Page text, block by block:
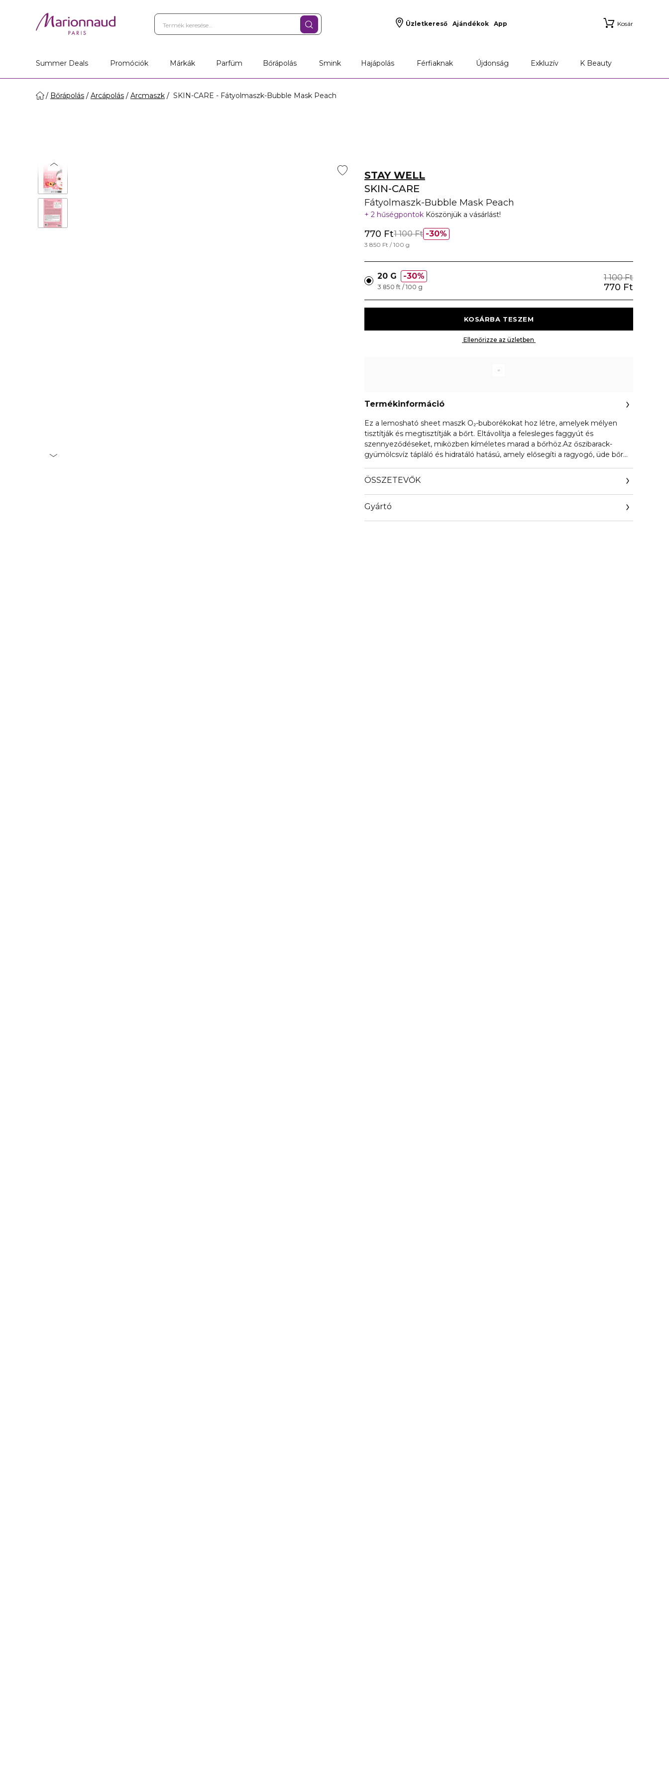
Üzletkereső Ajándékok App Kosár
Summer Deals Promóciók Márkák Parfüm Bőrápolás Smink Hajápolás Férfiaknak Újdonság Exkluzív K Beauty
Bőrápolás Arcápolás Arcmaszk SKIN-CARE - Fátyolmaszk-Bubble Mask Peach
STAY WELL
SKIN-CARE
Fátyolmaszk-Bubble Mask Peach
2 hűségpontok Köszönjük a vásárlást!
30%
770 Ft1 100 Ft
3 850 Ft / 100 g
20 G 30% 1 100 Ft
770 Ft
3 850 ft / 100 g
Termékinformáció
Ez a lemosható sheet maszk O₂-buborékokat hoz létre, amelyek mélyen
tisztítják és megtisztítják a bőrt. Eltávolítja a felesleges faggyút és
szennyeződéseket, miközben kíméletes marad a bőrhöz.Az őszibarack-
gyümölcsvíz tápláló és hidratáló hatású, amely elősegíti a ragyogó, üde bőr
segít a szabad gyökök elleni védelemben.
ÖSSZETEVŐK
Gyártó